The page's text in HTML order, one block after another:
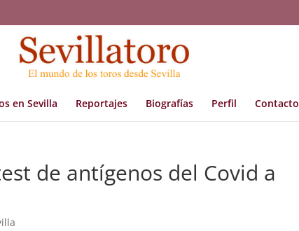
en Sevilla Reportajes Biografías Perfil Contacto
de antígenos del Covid a